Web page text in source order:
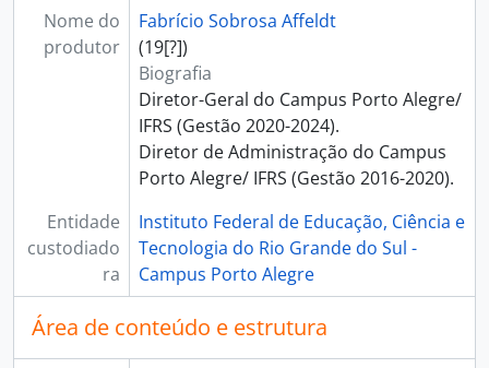
Nome do
produtor
Fabrício Sobrosa Affeldt
(19[?])
Biografia
Diretor-Geral do Campus Porto Alegre/
IFRS (Gestão 2020-2024).
Diretor de Administração do Campus
Porto Alegre/ IFRS (Gestão 2016-2020).
Entidade
custodiado
ra
Instituto Federal de Educação, Ciência e
Tecnologia do Rio Grande do Sul -
Campus Porto Alegre
Área de conteúdo e estrutura